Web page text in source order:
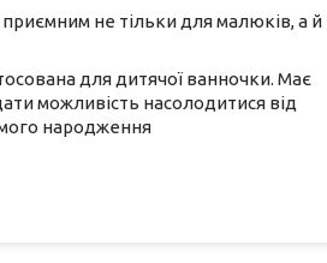
не тільки для малюків, а й
для дитячої ванночки. Має
можливість насолодитися від
народження